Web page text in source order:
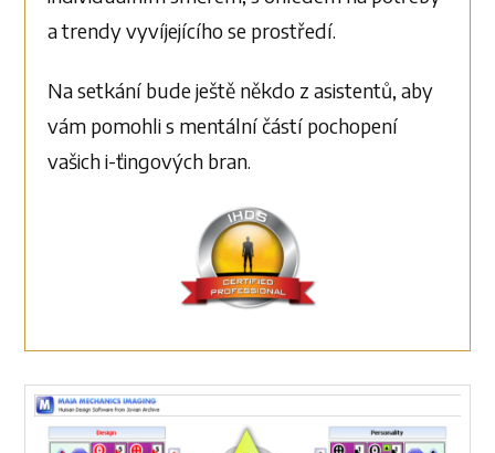
a trendy vyvíjejícího se prostředí.
Na setkání bude ještě někdo z asistentů, aby
vám pomohli s mentální částí pochopení
vašich i-ťingových bran.